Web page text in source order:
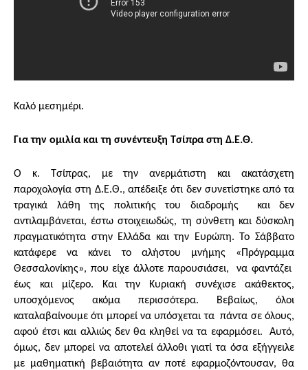
Καλό μεσημέρι.
Για την ομιλία και τη συνέντευξη Τσίπρα στη Δ.Ε.Θ.
Ο κ. Τσίπρας, με την ανερμάτιστη και ακατάσχετη
παροχολογία στη Δ.Ε.Θ., απέδειξε ότι δεν συνετίστηκε από τα
τραγικά λάθη της πολιτικής του διαδρομής και δεν
αντιλαμβάνεται, έστω στοιχειωδώς, τη σύνθετη και δύσκολη
πραγματικότητα στην Ελλάδα και την Ευρώπη. Το Σάββατο
κατάφερε να κάνει το αλήστου μνήμης «Πρόγραμμα
Θεσσαλονίκης», που είχε άλλοτε παρουσιάσει, να φαντάζει
έως και μίζερο. Και την Κυριακή συνέχισε ακάθεκτος,
υποσχόμενος ακόμα περισσότερα. Βεβαίως, όλοι
καταλαβαίνουμε ότι μπορεί να υπόσχεται τα πάντα σε όλους,
αφού έτσι και αλλιώς δεν θα κληθεί να τα εφαρμόσει. Αυτό,
όμως, δεν μπορεί να αποτελεί άλλοθι γιατί τα όσα εξήγγειλε
με μαθηματική βεβαιότητα αν ποτέ εφαρμοζόντουσαν, θα